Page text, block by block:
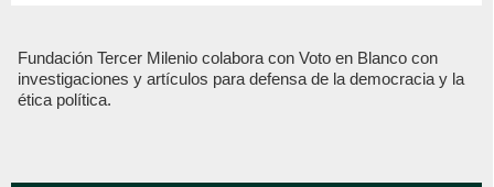
Fundación Tercer Milenio colabora con Voto en Blanco con
investigaciones y artículos para defensa de la democracia y la
ética política.